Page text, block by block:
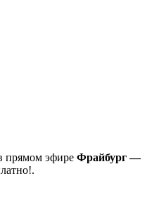
прямом эфире Фрайбург —